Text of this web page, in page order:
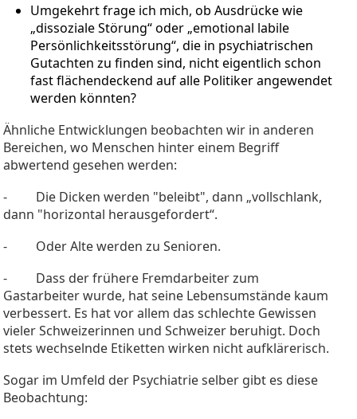
Umgekehrt frage ich mich, ob Ausdrücke wie
„dissoziale Störung“ oder „emotional labile
Persönlichkeitsstörung“, die in psychiatrischen
Gutachten zu finden sind, nicht eigentlich schon
fast flächendeckend auf alle Politiker angewendet
werden könnten?
Ähnliche Entwicklungen beobachten wir in anderen
Bereichen, wo Menschen hinter einem Begriff
abwertend gesehen werden:
- Die Dicken werden "beleibt", dann „vollschlank,
dann "horizontal herausgefordert“.
- Oder Alte werden zu Senioren.
- Dass der frühere Fremdarbeiter zum
Gastarbeiter wurde, hat seine Lebensumstände kaum
verbessert. Es hat vor allem das schlechte Gewissen
vieler Schweizerinnen und Schweizer beruhigt. Doch
stets wechselnde Etiketten wirken nicht aufklärerisch.
Sogar im Umfeld der Psychiatrie selber gibt es diese
Beobachtung: